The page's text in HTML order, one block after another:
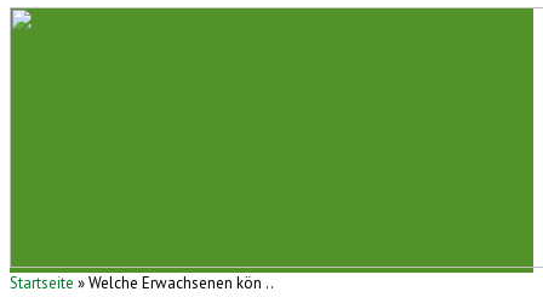
Startseite » Welche Erwachsenen kön ..